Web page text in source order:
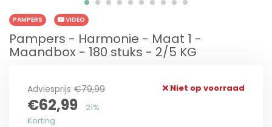
PAMPERS VIDEO
Pampers - Harmonie - Maat 1 -
Maandbox - 180 stuks - 2/5 KG
Adviesprijs €79,99
€62,99
21%
Korting
Niet op voorraad